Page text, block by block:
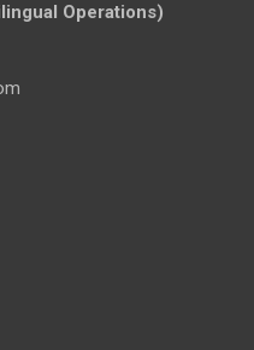
Operations)